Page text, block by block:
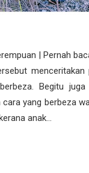
| Pernah
Begitu
yang berbeza
anak...